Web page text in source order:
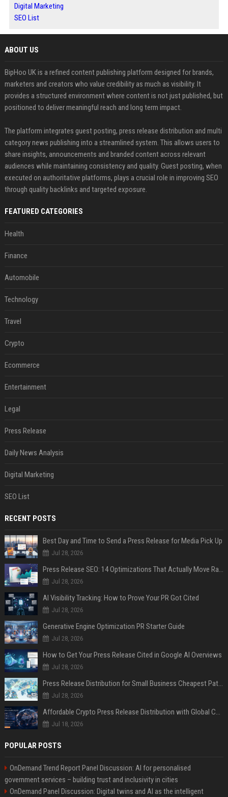
Digital Marketing
SEO List
ABOUT US
BipHoo UK is a refined content publishing platform designed for brands,
marketers and creators who value credibility as much as visibility. It
provides a structured environment where content is not just published, but
positioned to deliver meaningful reach and long term impact.
The platform integrates guest posting, press release distribution and multi
category news publishing into a streamlined system. This allows users to
share insights, announcements and branded content across relevant
audiences while maintaining consistency and quality. Guest posting, when
executed on authoritative platforms, plays a crucial role in improving SEO
through quality backlinks and targeted exposure.
FEATURED CATEGORIES
Health
Finance
Automobile
Technology
Travel
Crypto
Ecommerce
Entertainment
Legal
Press Release
Daily News Analysis
Digital Marketing
SEO List
RECENT POSTS
Best Day and Time to Send a Press Release for Media Pick Up
Jul 28, 2026
Press Release SEO: 14 Optimizations That Actually Move Rankings
Jul 28, 2026
AI Visibility Tracking: How to Prove Your PR Got Cited
Jul 28, 2026
Generative Engine Optimization PR Starter Guide
Jul 28, 2026
How to Get Your Press Release Cited in Google AI Overviews
Jul 28, 2026
Press Release Distribution for Small Business Cheapest Path to Real Coverage
Jul 28, 2026
Affordable Crypto Press Release Distribution with Global Coverage
Jul 18, 2026
POPULAR POSTS
OnDemand Trend Report Panel Discussion: AI for personalised
government services – building trust and inclusivity in cities
OnDemand Panel Discussion: Digital twins and AI as the intelligent